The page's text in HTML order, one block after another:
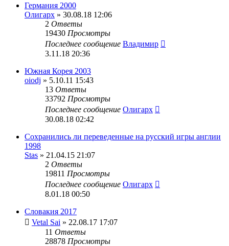
Германия 2000
Олигарх » 30.08.18 12:06
2 Ответы
19430 Просмотры
Последнее сообщение Владимир
3.11.18 20:36
Южная Корея 2003
oiodj » 5.10.11 15:43
13 Ответы
33792 Просмотры
Последнее сообщение Олигарх
30.08.18 02:42
Сохранились ли переведенные на русский игры англии
1998
Stas » 21.04.15 21:07
2 Ответы
19811 Просмотры
Последнее сообщение Олигарх
8.01.18 00:50
Словакия 2017
Vetal Sai » 22.08.17 17:07
11 Ответы
28878 Просмотры